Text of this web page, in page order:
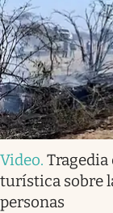
Video. Tragedia
turística sobre
personas